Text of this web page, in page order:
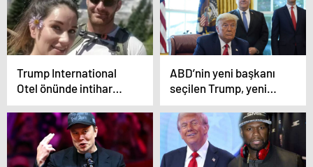
Trump International
Otel önünde intihar
eden askerin kız
arkadaşına attığı
mesaj ortaya çıktı
ABD’nin yeni başkanı
seçilen Trump, yeni
ekibinde eski Dışişleri
Bakanı Pompeo’ya
görev verecek mi?